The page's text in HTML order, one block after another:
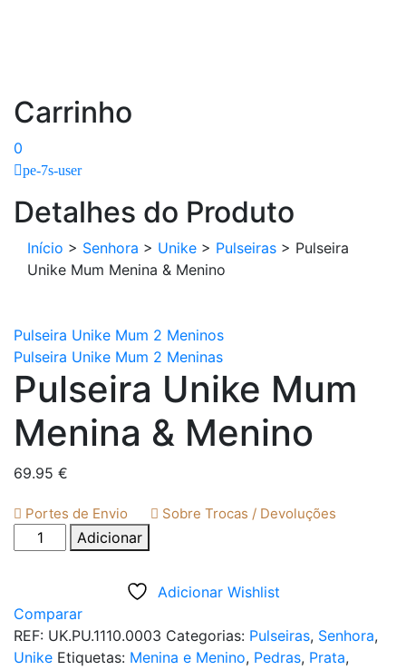
Carrinho
0
pe-7s-user
Detalhes do Produto
Início > Senhora > Unike > Pulseiras > Pulseira
Unike Mum Menina & Menino
Pulseira Unike Mum 2 Meninos
Pulseira Unike Mum 2 Meninas
Pulseira Unike Mum
Menina & Menino
69.95 €
Portes de Envio Sobre Trocas / Devoluções
Quantidade
de
Mum
Menina
&
Adicionar
Adicionar Wishlist
Comparar
REF: UK.PU.1110.0003 Categorias: Pulseiras, Senhora,
Unike Etiquetas: Menina e Menino, Pedras, Prata,